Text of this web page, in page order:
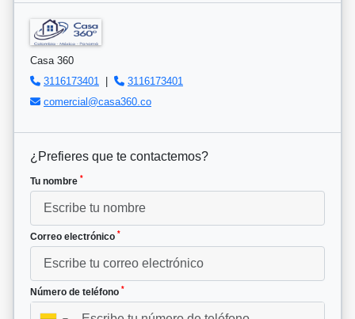
Casa 360
3116173401
|
3116173401
comercial@casa360.co
¿Prefieres que te contactemos?
Tu nombre *
Correo electrónico *
Número de teléfono *